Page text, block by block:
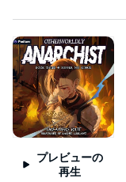
プレビューの
再生